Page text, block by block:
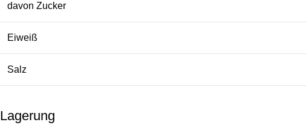
davon Zucker
Eiweiß
Salz
Lagerung